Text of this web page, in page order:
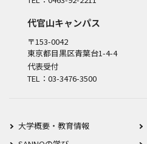
代官山キャンパス
〒153-0042
東京都目黒区青葉台1-4-4
代表受付
TEL：03-3476-3500
大学概要・教育情報